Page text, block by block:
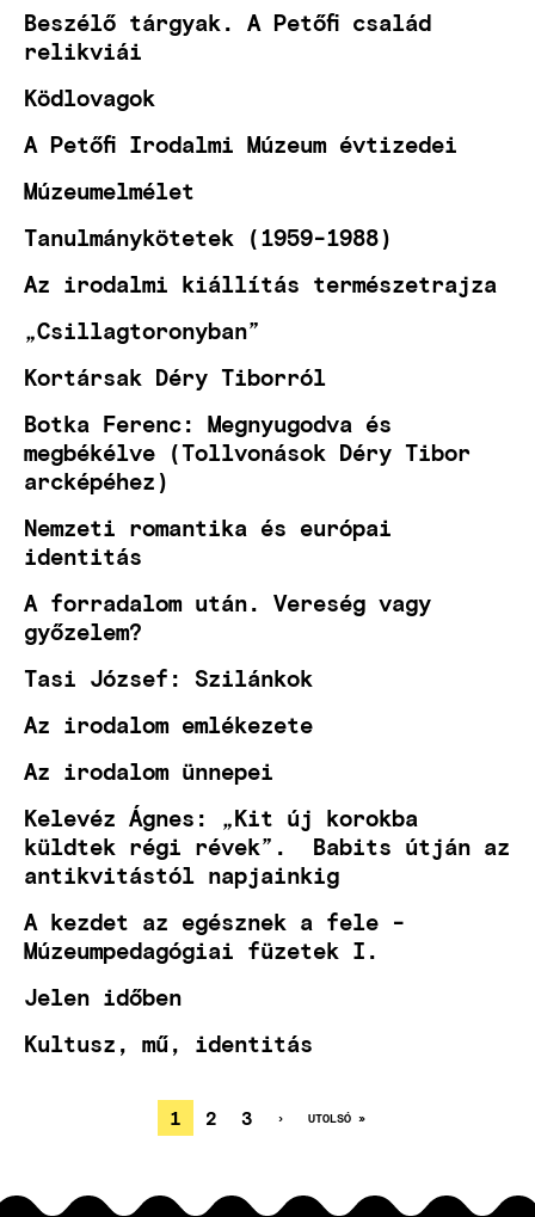
Beszélő tárgyak. A Petőfi család
relikviái
Ködlovagok
A Petőfi Irodalmi Múzeum évtizedei
Múzeumelmélet
Tanulmánykötetek (1959-1988)
Az irodalmi kiállítás természetrajza
„Csillagtoronyban”
Kortársak Déry Tiborról
Botka Ferenc: Megnyugodva és
megbékélve (Tollvonások Déry Tibor
arcképéhez)
Nemzeti romantika és európai
identitás
A forradalom után. Vereség vagy
győzelem?
Tasi József: Szilánkok
Az irodalom emlékezete
Az irodalom ünnepei
Kelevéz Ágnes: „Kit új korokba
küldtek régi révek”. Babits útján az
antikvitástól napjainkig
A kezdet az egésznek a fele -
Múzeumpedagógiai füzetek I.
Jelen időben
Kultusz, mű, identitás
OLDALSZÁMOZÁS
JELENLEGI
OLDAL
1 OLDAL
2 OLDAL
3
KÖVETKEZŐ
›
UTOLSÓ
UTOLSÓ »